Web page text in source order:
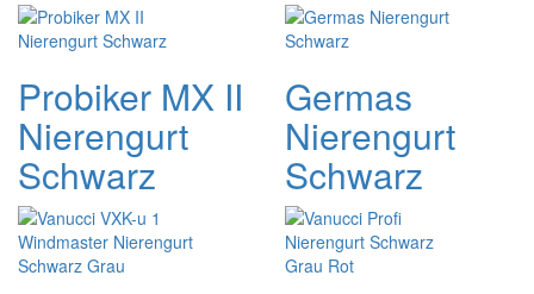
Probiker MX II
Nierengurt
Schwarz
Germas
Nierengurt
Schwarz